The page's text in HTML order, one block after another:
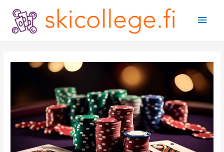
Main